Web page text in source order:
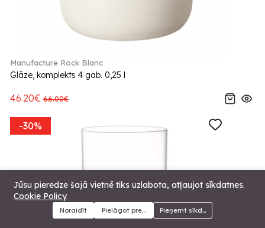
Menu Kategorijas Meklēt Grozs
Manufacture Rock Blanc
Glāze, komplekts 4 gab. 0,25 l
46.20€ 66.00€
-30%
Jūsu pieredze šajā vietnē tiks uzlabota, atļaujot sīkdatnes.
Cookie Policy
Noraidīt Pielāgot preferencesPieņemt sīkdatnes